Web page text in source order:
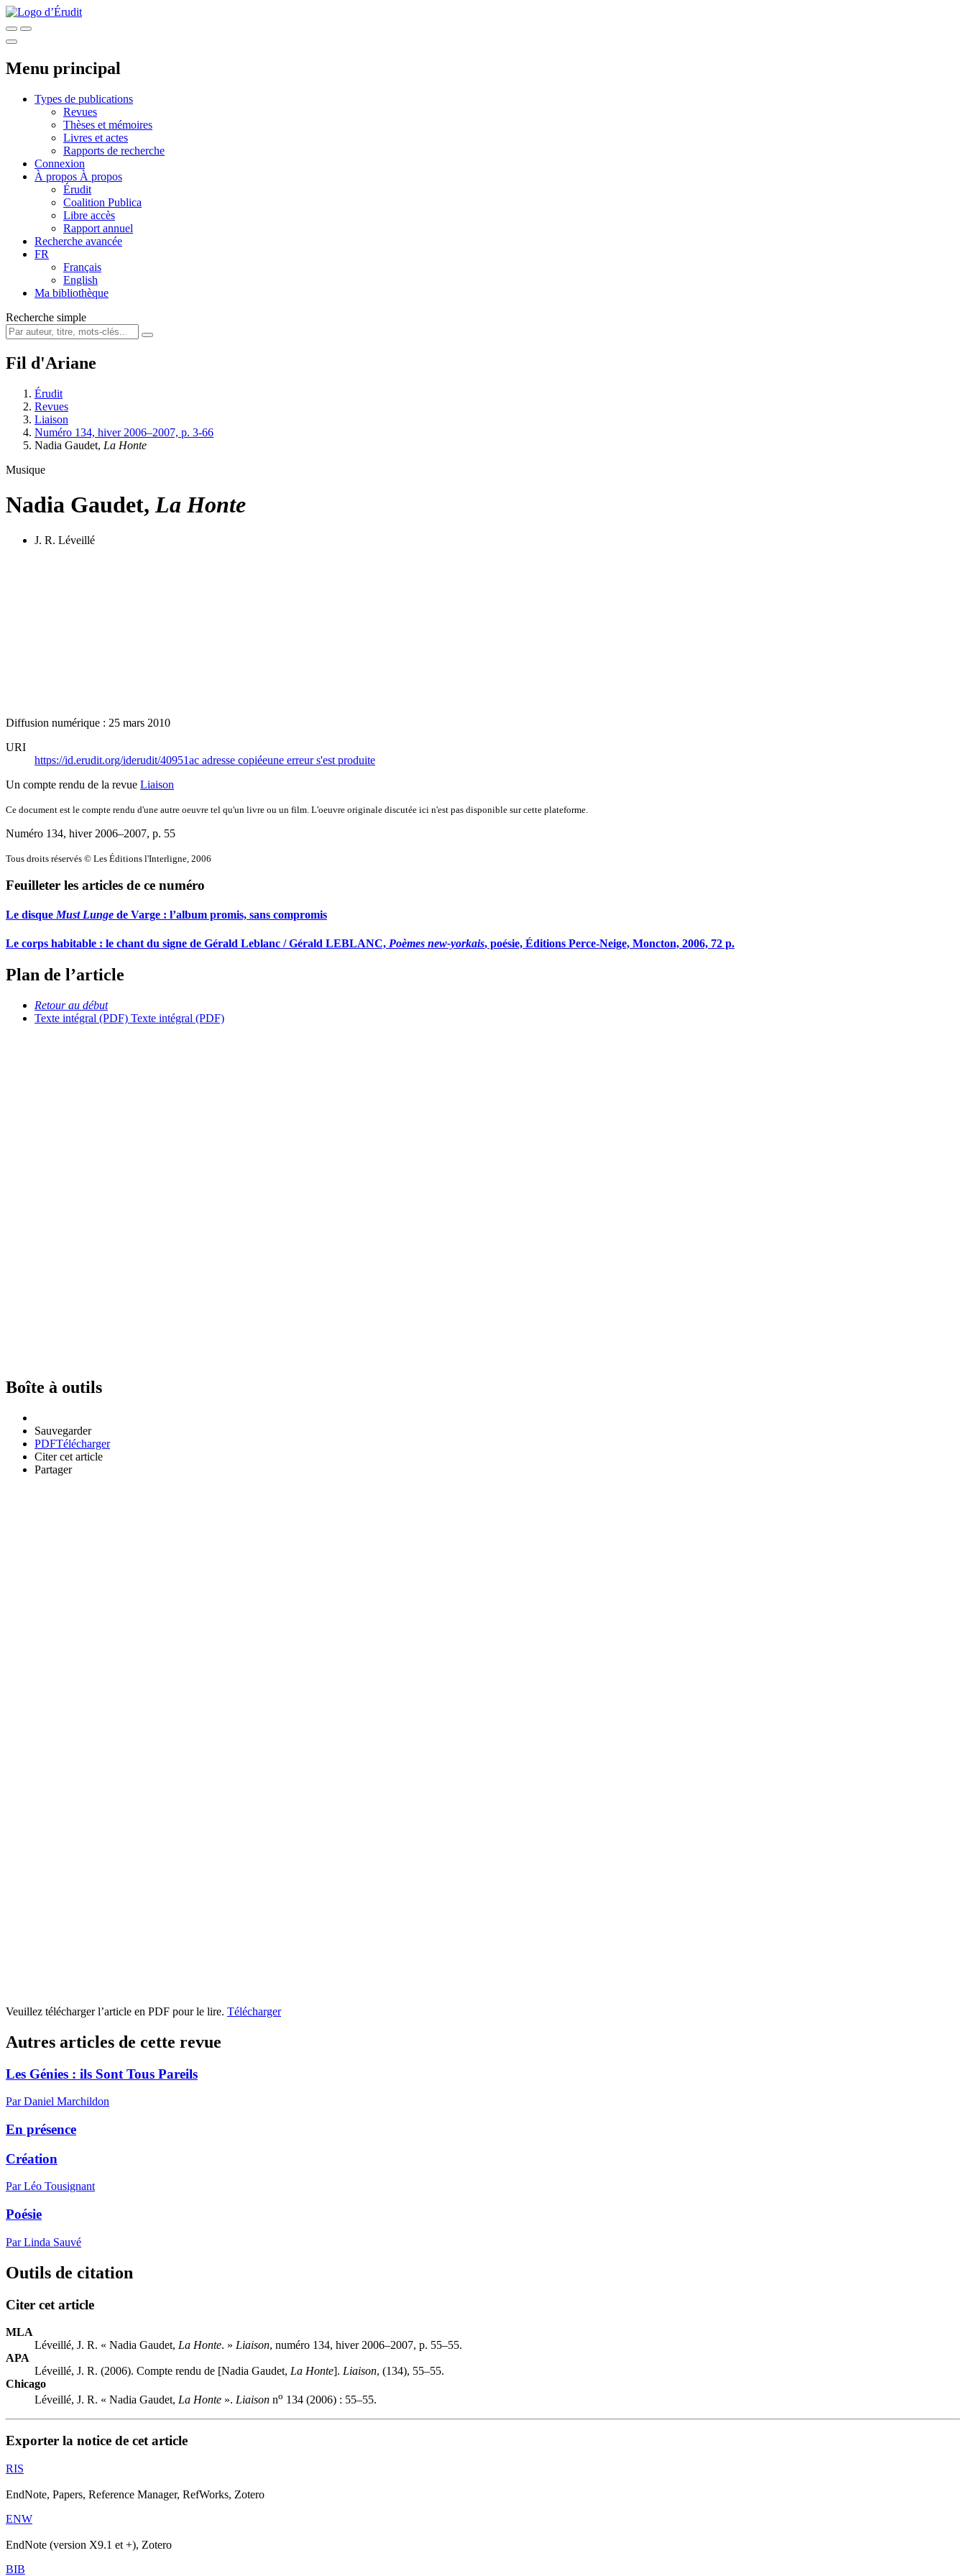
Menu principal
Types de publications
Revues
Thèses et mémoires
Livres et actes
Rapports de recherche
Connexion
À propos À propos
Érudit
Coalition Publica
Libre accès
Rapport annuel
Recherche avancée
FR
Français
English
Ma bibliothèque
Recherche simple
Fil d'Ariane
Érudit
Revues
Liaison
Numéro 134, hiver 2006–2007, p. 3-66
Nadia Gaudet, La Honte
Musique
Nadia Gaudet, La Honte
J. R. Léveillé
Diffusion numérique : 25 mars 2010
URI
https://id.erudit.org/iderudit/40951ac adresse copiéeune erreur s'est produite
Un compte rendu de la revue Liaison
Ce document est le compte rendu d'une autre oeuvre tel qu'un livre ou un film. L'oeuvre originale discutée ici n'est pas disponible sur cette plateforme.
Numéro 134, hiver 2006–2007, p. 55
Tous droits réservés © Les Éditions l'Interligne, 2006
Feuilleter les articles de ce numéro
Le disqueMust Lunge de Varge : l’album promis, sans compromis
Le corps habitable : le chant du signe de Gérald Leblanc / Gérald LEBLANC, Poèmes new-yorkais, poésie, Éditions Perce-Neige, Moncton, 2006, 72 p.
Plan de l’article
Retour au début
Texte intégral (PDF) Texte intégral (PDF)
Boîte à outils
Sauvegarder
PDFTélécharger
Citer cet article
Partager
Veuillez télécharger l’article en PDF pour le lire. Télécharger
Autres articles de cette revue
Les Génies : ils Sont Tous Pareils
Par Daniel Marchildon
En présence
Création
Par Léo Tousignant
Poésie
Par Linda Sauvé
Outils de citation
Citer cet article
MLA
Léveillé, J. R. « Nadia Gaudet, La Honte. » Liaison, numéro 134, hiver 2006–2007, p. 55–55.
APA
Léveillé, J. R. (2006). Compte rendu de [Nadia Gaudet, La Honte]. Liaison, (134), 55–55.
Chicago
Léveillé, J. R. « Nadia Gaudet, La Honte ». Liaison no 134 (2006) : 55–55.
Exporter la notice de cet article
RIS
EndNote, Papers, Reference Manager, RefWorks, Zotero
ENW
EndNote (version X9.1 et +), Zotero
BIB